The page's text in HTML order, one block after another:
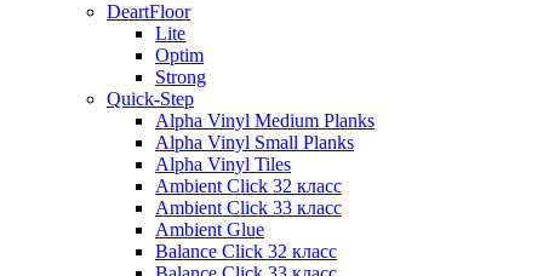
DeartFloor
Lite
Optim
Strong
Quick-Step
Alpha Vinyl Medium Planks
Alpha Vinyl Small Planks
Alpha Vinyl Tiles
Ambient Click 32 класс
Ambient Click 33 класс
Ambient Glue
Balance Click 32 класс